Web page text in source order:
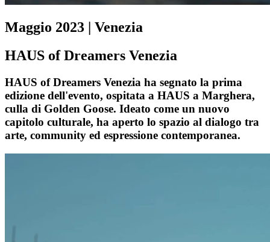
Maggio 2023 | Venezia
HAUS of Dreamers Venezia
HAUS of Dreamers Venezia ha segnato la prima
edizione dell'evento, ospitata a HAUS a Marghera,
culla di Golden Goose. Ideato come un nuovo
capitolo culturale, ha aperto lo spazio al dialogo tra
arte, community ed espressione contemporanea.